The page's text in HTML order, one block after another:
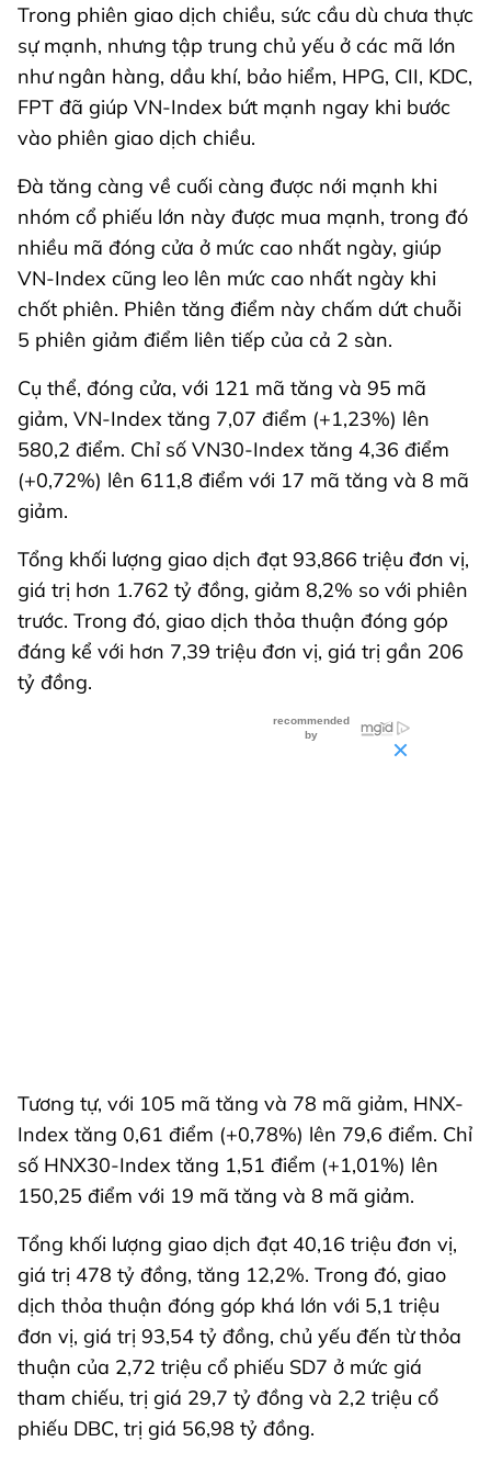
Trong phiên giao dịch chiều, sức cầu dù chưa thực
sự mạnh, nhưng tập trung chủ yếu ở các mã lớn
như ngân hàng, dầu khí, bảo hiểm, HPG, CII, KDC,
FPT đã giúp VN-Index bứt mạnh ngay khi bước
vào phiên giao dịch chiều.
Đà tăng càng về cuối càng được nới mạnh khi
nhóm cổ phiếu lớn này được mua mạnh, trong đó
nhiều mã đóng cửa ở mức cao nhất ngày, giúp
VN-Index cũng leo lên mức cao nhất ngày khi
chốt phiên. Phiên tăng điểm này chấm dứt chuỗi
5 phiên giảm điểm liên tiếp của cả 2 sàn.
Cụ thể, đóng cửa, với 121 mã tăng và 95 mã
giảm, VN-Index tăng 7,07 điểm (+1,23%) lên
580,2 điểm. Chỉ số VN30-Index tăng 4,36 điểm
(+0,72%) lên 611,8 điểm với 17 mã tăng và 8 mã
giảm.
Tổng khối lượng giao dịch đạt 93,866 triệu đơn vị,
giá trị hơn 1.762 tỷ đồng, giảm 8,2% so với phiên
trước. Trong đó, giao dịch thỏa thuận đóng góp
đáng kể với hơn 7,39 triệu đơn vị, giá trị gần 206
tỷ đồng.
Tương tự, với 105 mã tăng và 78 mã giảm, HNX-
Index tăng 0,61 điểm (+0,78%) lên 79,6 điểm. Chỉ
số HNX30-Index tăng 1,51 điểm (+1,01%) lên
150,25 điểm với 19 mã tăng và 8 mã giảm.
Tổng khối lượng giao dịch đạt 40,16 triệu đơn vị,
giá trị 478 tỷ đồng, tăng 12,2%. Trong đó, giao
dịch thỏa thuận đóng góp khá lớn với 5,1 triệu
đơn vị, giá trị 93,54 tỷ đồng, chủ yếu đến từ thỏa
thuận của 2,72 triệu cổ phiếu SD7 ở mức giá
tham chiếu, trị giá 29,7 tỷ đồng và 2,2 triệu cổ
phiếu DBC, trị giá 56,98 tỷ đồng.